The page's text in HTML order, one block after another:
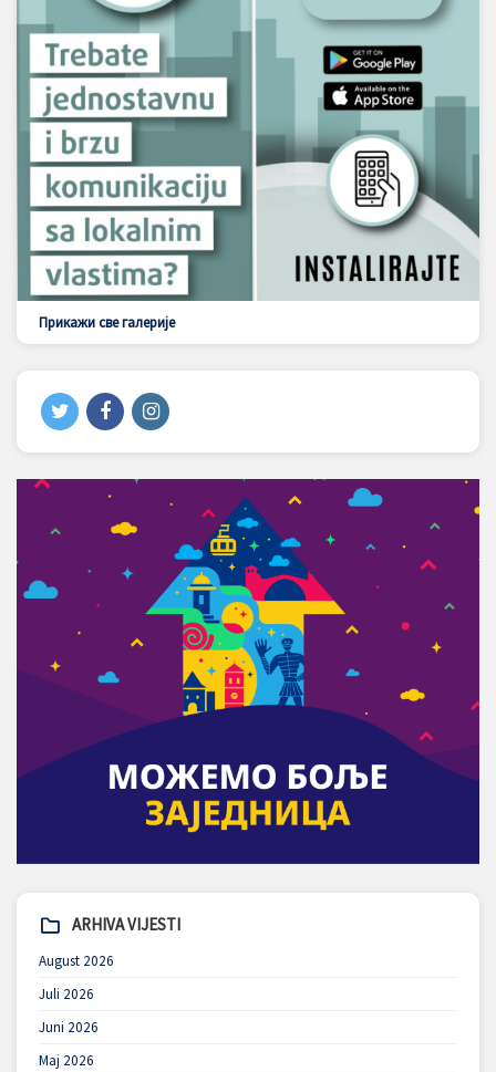
Прикажи све галерије
ARHIVA VIJESTI
August 2026
Juli 2026
Juni 2026
Maj 2026